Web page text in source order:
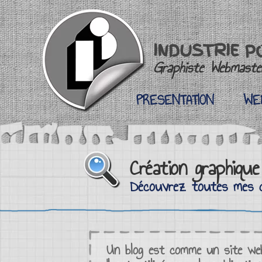
INDUSTRIE
Graphiste
PRESENTATION
PRESENTATION
Création
Découvrez toutes mes
Un blog est comme un site